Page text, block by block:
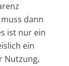
dann
ist nur ein
ein
Nutzung,